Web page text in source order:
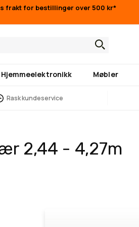
frakt for bestillinger over 500 kr*
Hjemmeelektronikk Møbler
Rask kundeservice
2,44 - 4,27m